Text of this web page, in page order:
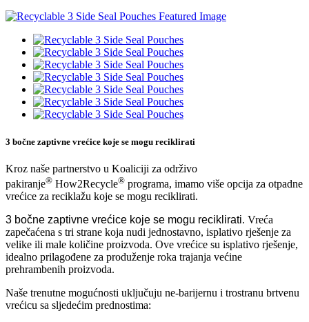
3 bočne zaptivne vrećice koje se mogu reciklirati
Kroz naše partnerstvo u Koaliciji za održivo
pakiranje® How2Recycle® programa, imamo više opcija za otpadne
vrećice za reciklažu koje se mogu reciklirati.
3 bočne zaptivne vrećice koje se mogu reciklirati. Vreća
zapečaćena s tri strane koja nudi jednostavno, isplativo rješenje za
velike ili male količine proizvoda. Ove vrećice su isplativo rješenje,
idealno prilagođene za produženje roka trajanja većine
prehrambenih proizvoda.
Naše trenutne mogućnosti uključuju ne-barijernu i trostranu brtvenu
vrećicu sa sljedećim prednostima: